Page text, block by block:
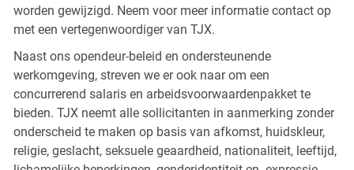
worden gewijzigd. Neem voor meer informatie contact op
met een vertegenwoordiger van TJX.
Naast ons opendeur-beleid en ondersteunende
werkomgeving, streven we er ook naar om een
concurrerend salaris en arbeidsvoorwaardenpakket te
bieden. TJX neemt alle sollicitanten in aanmerking zonder
onderscheid te maken op basis van afkomst, huidskleur,
religie, geslacht, seksuele geaardheid, nationaliteit, leeftijd,